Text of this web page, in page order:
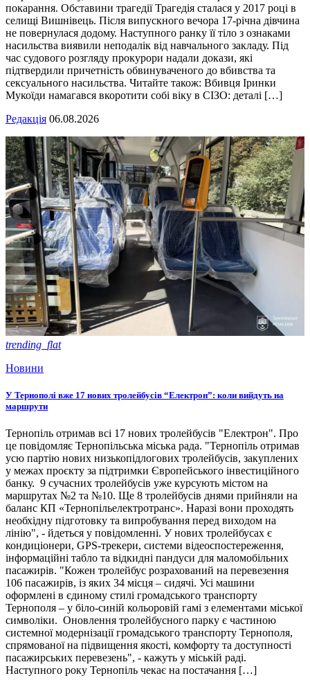
покарання. Обставини трагедії Трагедія сталася у 2017 році в
селищі Вишнівець. Після випускного вечора 17-річна дівчина
не повернулася додому. Наступного ранку її тіло з ознаками
насильства виявили неподалік від навчального закладу. Під
час судового розгляду прокурори надали докази, які
підтвердили причетність обвинуваченого до вбивства та
сексуального насильства. Читайте також: Вбивця Іринки
Мукоїди намагався вкоротити собі віку в СІЗО: деталі […]
Редакція 06.08.2026
trending_flat
Новини
У Тернополі вже 17 нових тролейбусів “Електрон”: коли вийдуть на
маршрути
Тернопіль отримав всі 17 нових тролейбусів "Електрон". Про
це повідомляє Тернопільська міська рада. "Тернопіль отримав
усю партію нових низькопідлогових тролейбусів, закуплених
у межах проєкту за підтримки Європейського інвестиційного
банку. 9 сучасних тролейбусів уже курсують містом на
маршрутах №2 та №10. Ще 8 тролейбусів днями прийняли на
баланс КП «Тернопільелектротранс». Наразі вони проходять
необхідну підготовку та випробування перед виходом на
лінію", - йдеться у повідомленні. У нових тролейбусах є
кондиціонери, GPS-трекери, системи відеоспостереження,
інформаційні табло та відкидні пандуси для маломобільних
пасажирів. "Кожен тролейбус розрахований на перевезення
106 пасажирів, із яких 34 місця – сидячі. Усі машини
оформлені в єдиному стилі громадського транспорту
Тернополя – у біло-синій кольоровій гамі з елементами міської
символіки. Оновлення тролейбусного парку є частиною
системної модернізації громадського транспорту Тернополя,
спрямованої на підвищення якості, комфорту та доступності
пасажирських перевезень", - кажуть у міській раді.
Наступного року Тернопіль чекає на постачання […]